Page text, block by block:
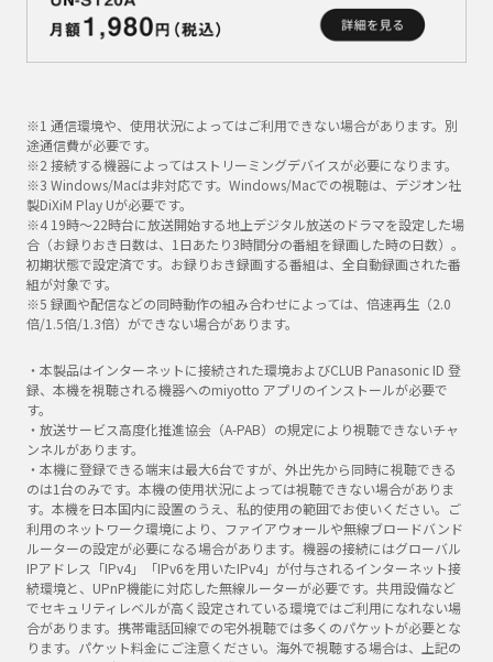
※1 通信環境や、使用状況によってはご利用できない場合があります。別
途通信費が必要です。
※2 接続する機器によってはストリーミングデバイスが必要になります。
※3 Windows/Macは非対応です。Windows/Macでの視聴は、デジオン社
製DiXiM Play Uが必要です。
※4 19時～22時台に放送開始する地上デジタル放送のドラマを設定した場
合（お録りおき日数は、1日あたり3時間分の番組を録画した時の日数）。
初期状態で設定済です。お録りおき録画する番組は、全自動録画された番
組が対象です。
※5 録画や配信などの同時動作の組み合わせによっては、倍速再生（2.0
倍/1.5倍/1.3倍）ができない場合があります。
・本製品はインターネットに接続された環境およびCLUB Panasonic ID 登
録、本機を視聴される機器へのmiyotto アプリのインストールが必要で
す。
・放送サービス高度化推進協会（A-PAB）の規定により視聴できないチャ
ンネルがあります。
・本機に登録できる端末は最大6台ですが、外出先から同時に視聴できる
のは1台のみです。本機の使用状況によっては視聴できない場合がありま
す。本機を日本国内に設置のうえ、私的使用の範囲でお使いください。ご
利用のネットワーク環境により、ファイアウォールや無線ブロードバンド
ルーターの設定が必要になる場合があります。機器の接続にはグローバル
IPアドレス「IPv4」「IPv6を用いたIPv4」が付与されるインターネット接
続環境と、UPnP機能に対応した無線ルーターが必要です。共用設備など
でセキュリティレベルが高く設定されている環境ではご利用になれない場
合があります。携帯電話回線での宅外視聴では多くのパケットが必要とな
ります。パケット料金にご注意ください。海外で視聴する場合は、上記の